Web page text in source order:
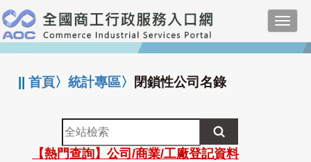
跳
到
主
要
:::
||首頁〉統計專區〉 閉鎖性公司名錄
全
站
檢
【熱門查詢】公司/商業/工廠登記資料